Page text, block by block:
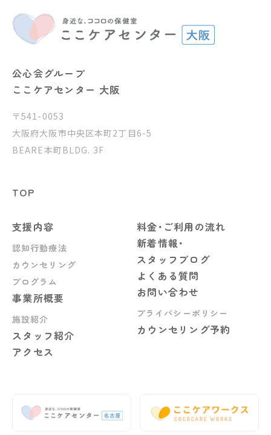
公心会グループ
ここケアセンター 大阪
〒541-0053
大阪府大阪市中央区本町2丁目6-5
BEARE本町BLDG. 3F
TOP
支援内容
認知行動療法
カウンセリング
プログラム
事業所概要
施設紹介
スタッフ紹介
アクセス
料金･ご利用の流れ
新着情報･
スタッフブログ
よくある質問
お問い合わせ
プライバシーポリシー
カウンセリング予約